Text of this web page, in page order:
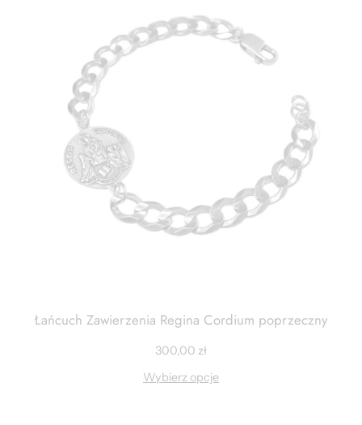
Łańcuch Zawierzenia Regina Cordium poprzeczny
300,00 zł
Wybierz opcje